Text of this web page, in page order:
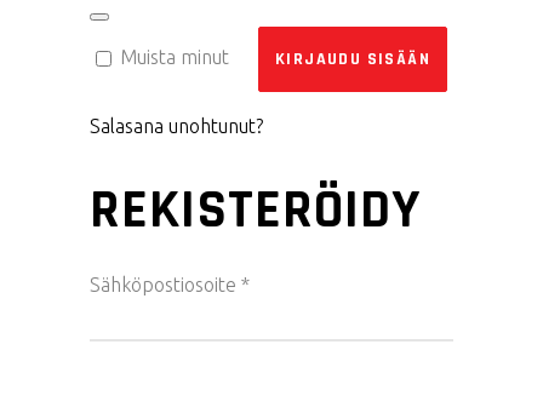
Muista minut KIRJAUDU SISÄÄN
Salasana unohtunut?
REKISTERÖIDY
Sähköpostiosoite *Vaaditaan